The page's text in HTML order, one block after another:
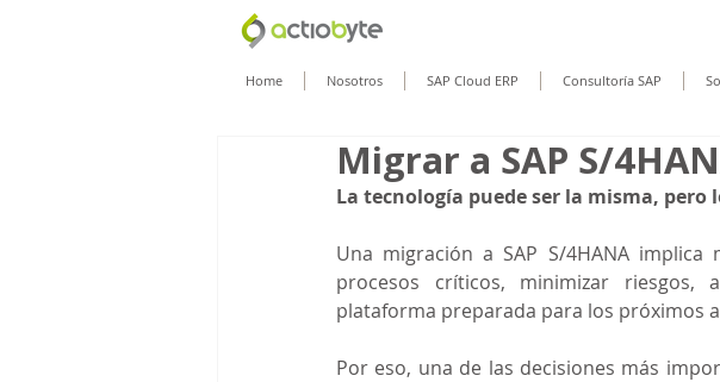
Home Nosotros SAP Cloud ERP Consultoría SAP
Migrar a SAP S/
La tecnología puede ser la misma, pero
Una migración a SAP S/4HANA
procesos críticos, minimizar
plataforma preparada para los próximos
Por eso, una de las decisiones más